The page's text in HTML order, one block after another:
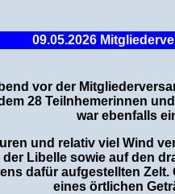
09.05.2026
vor der
28 Teilnhemerinnen
war ebenfalls
und relativ viel Wind
Libelle sowie auf den
dafür aufgestellten
eines örtlichen